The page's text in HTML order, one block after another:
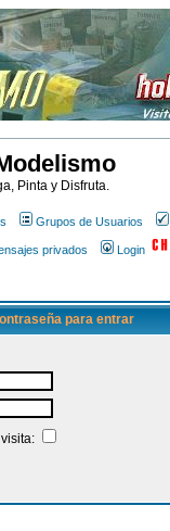
Pinta y Disfruta.
Grupos de Usuarios
privados Login
para entrar